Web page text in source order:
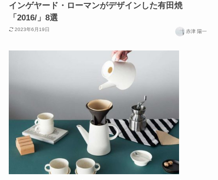
インゲヤード・ローマンがデザインした有田焼
「2016/」8選
2023年6月19日 赤津 陽一